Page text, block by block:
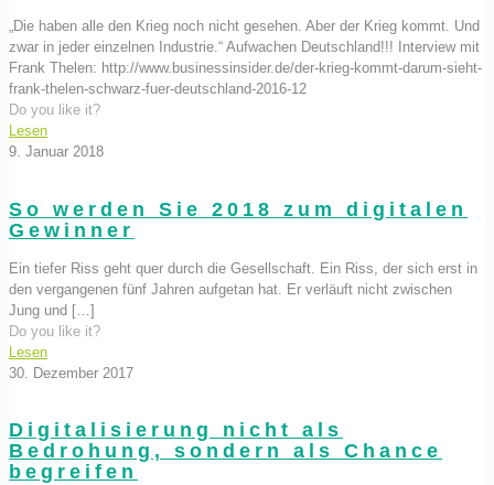
„Die haben alle den Krieg noch nicht gesehen. Aber der Krieg kommt. Und
zwar in jeder einzelnen Industrie.“ Aufwachen Deutschland!!! Interview mit
Frank Thelen: http://www.businessinsider.de/der-krieg-kommt-darum-sieht-
frank-thelen-schwarz-fuer-deutschland-2016-12
Do you like it?
Lesen
9. Januar 2018
So werden Sie 2018 zum digitalen
Gewinner
Ein tiefer Riss geht quer durch die Gesellschaft. Ein Riss, der sich erst in
den vergangenen fünf Jahren aufgetan hat. Er verläuft nicht zwischen
Jung und […]
Do you like it?
Lesen
30. Dezember 2017
Digitalisierung nicht als
Bedrohung, sondern als Chance
begreifen